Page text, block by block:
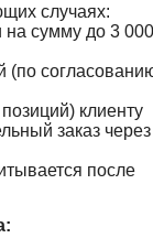
случаях:
на сумму до 3 000
(по
клиенту
заказ через
после